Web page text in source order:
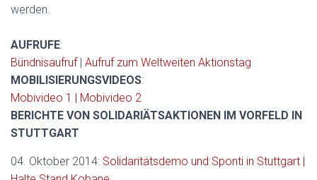
werden.
AUFRUFE:
Bündnisaufruf| Aufruf zum Weltweiten Aktionstag
MOBILISIERUNGSVIDEOS:
Mobivideo 1 | Mobivideo 2
BERICHTE VON SOLIDARIÄTSAKTIONEN IM VORFELD IN
STUTTGART
04. Oktober 2014: Solidaritätsdemo und Sponti in Stuttgart |